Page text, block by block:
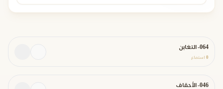
064- التغابن
0 استماع
046- الأحقاف